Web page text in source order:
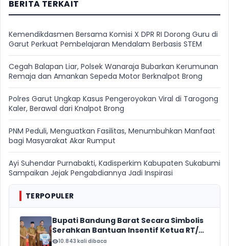
BERITA TERKAIT
Kemendikdasmen Bersama Komisi X DPR RI Dorong Guru di
Garut Perkuat Pembelajaran Mendalam Berbasis STEM
Cegah Balapan Liar, Polsek Wanaraja Bubarkan Kerumunan
Remaja dan Amankan Sepeda Motor Berknalpot Brong
Polres Garut Ungkap Kasus Pengeroyokan Viral di Tarogong
Kaler, Berawal dari Knalpot Brong
PNM Peduli, Menguatkan Fasilitas, Menumbuhkan Manfaat
bagi Masyarakat Akar Rumput
Ayi Suhendar Purnabakti, Kadisperkim Kabupaten Sukabumi
Sampaikan Jejak Pengabdiannya Jadi Inspirasi
TERPOPULER
Bupati Bandung Barat Secara Simbolis
Serahkan Bantuan Insentif Ketua RT/
RW, Total Anggaran Mencapai Rp16
10.843 kali dibaca